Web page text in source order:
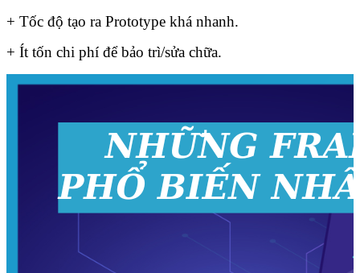
+ Tốc độ tạo ra Prototype khá nhanh.
+ Ít tốn chi phí để bảo trì/sửa chữa.